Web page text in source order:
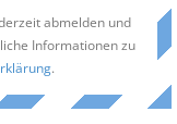
abmelden und
Informationen zu
.